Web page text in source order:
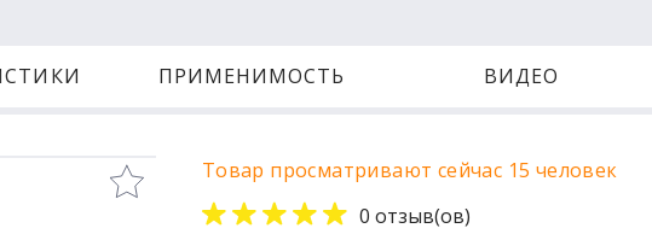
ПРИМЕНИМОСТЬ ВИДЕО
Товар просматривают сейчас 15 человек
0 отзыв(ов)